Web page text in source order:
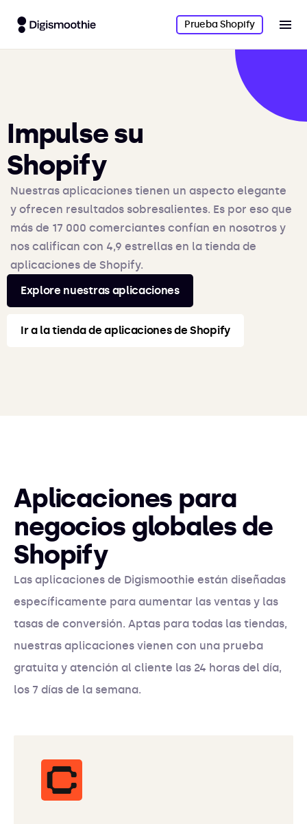
Prueba Shopify
Impulse su
Shopify
Nuestras aplicaciones tienen un aspecto elegante
y ofrecen resultados sobresalientes. Es por eso que
más de 17 000 comerciantes confían en nosotros y
nos califican con 4,9 estrellas en la tienda de
aplicaciones de Shopify.
Explore nuestras aplicaciones
Ir a la tienda de aplicaciones de Shopify
Aplicaciones para
negocios globales de
Shopify
Las aplicaciones de Digismoothie están diseñadas
específicamente para aumentar las ventas y las
tasas de conversión. Aptas para todas las tiendas,
nuestras aplicaciones vienen con una prueba
gratuita y atención al cliente las 24 horas del día,
los 7 días de la semana.